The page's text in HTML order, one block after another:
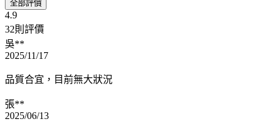
全部評價
4.9
32則評價
吳**
2025/11/17
品質合宜，目前無大狀況
張**
2025/06/13